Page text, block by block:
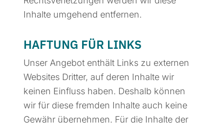
Inhalte umgehend entfernen.
HAFTUNG FÜR LINKS
Unser Angebot enthält Links zu externen
Websites Dritter, auf deren Inhalte wir
keinen Einfluss haben. Deshalb können
wir für diese fremden Inhalte auch keine
Gewähr übernehmen. Für die Inhalte der